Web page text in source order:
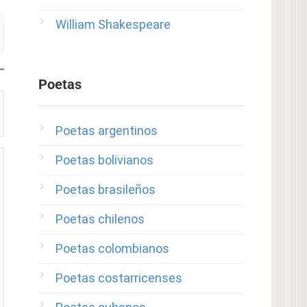
William Shakespeare
Poetas
Poetas argentinos
Poetas bolivianos
Poetas brasileños
Poetas chilenos
Poetas colombianos
Poetas costarricenses